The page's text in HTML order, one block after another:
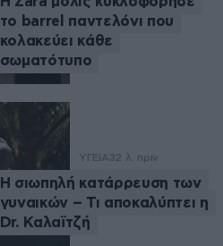
το barrel παντελόνι που
κολακεύει κάθε
σωματότυπο
ΥΓΕΙΑ32 λ. πριν
Η σιωπηλή κατάρρευση των
γυναικών – Τι αποκαλύπτει η
Dr. Καλαϊτζή